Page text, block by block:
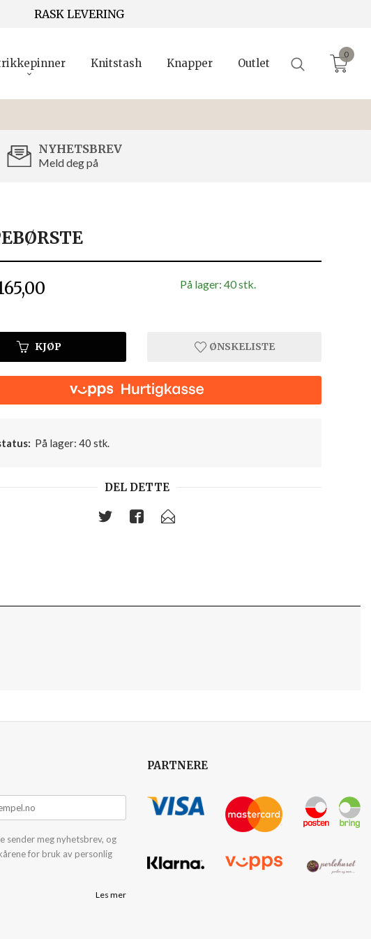
RASK LEVERING
Knitstash Knapper Outlet
0
NYHETSBREV
Meld deg på
På lager: 40 stk.
KJØP ØNSKELISTE
På lager: 40 stk.
DEL DETTE
sender meg nyhetsbrev, og
for bruk av personlig
Les mer
PARTNERE